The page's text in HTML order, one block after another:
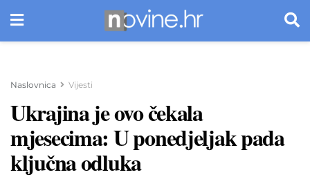
Naslovnica Vijesti
Ukrajina je ovo čekala
mjesecima: U ponedjeljak pada
ključna odluka